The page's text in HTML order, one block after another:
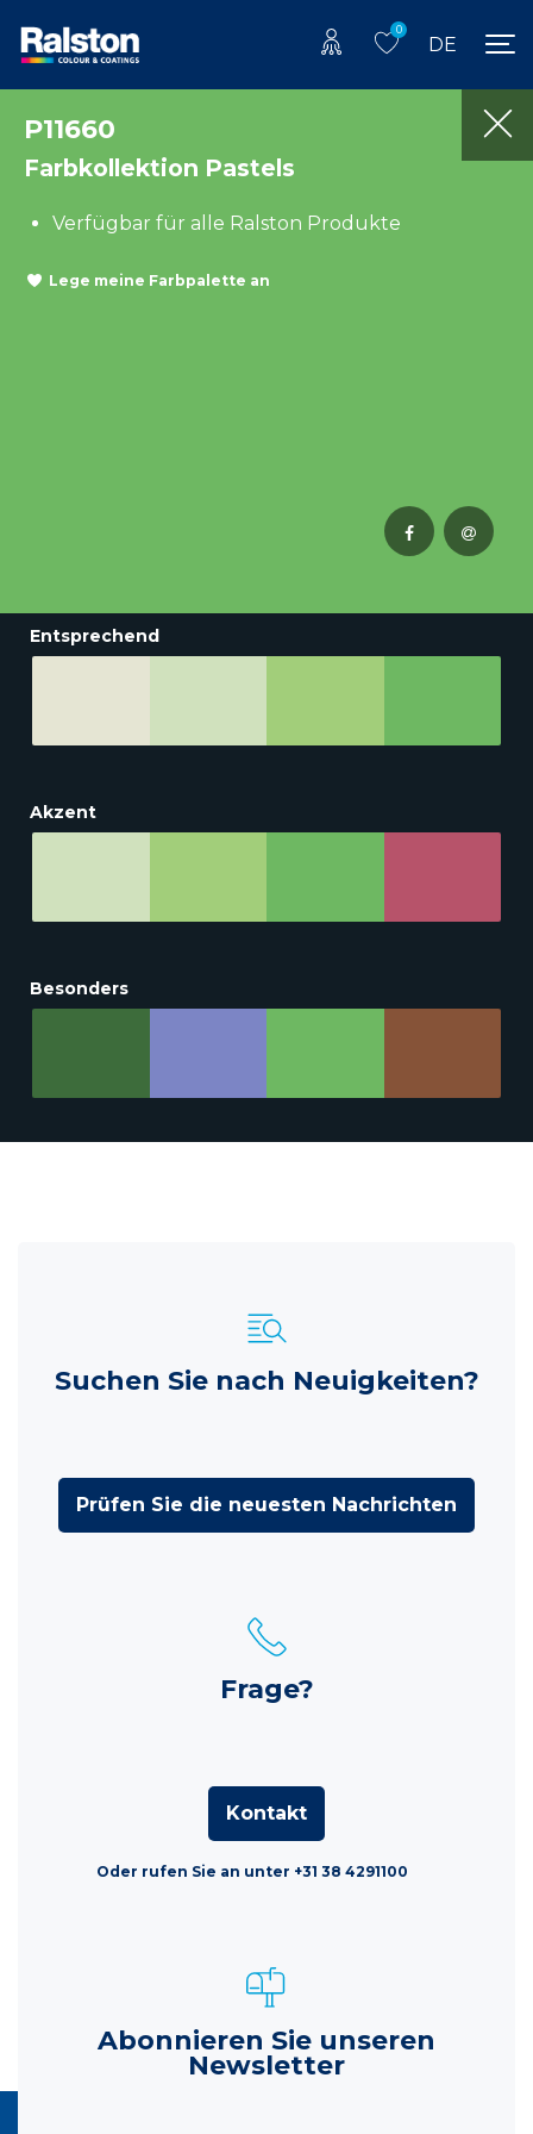
0
DE
P11660
Farbkollektion Pastels
Verfügbar für alle Ralston Produkte
Lege meine Farbpalette an
Entsprechend
Akzent
Besonders
Suchen Sie nach Neuigkeiten?
Prüfen Sie die neuesten Nachrichten
Frage?
Kontakt
Oder rufen Sie an unter +31 38 4291100
Abonnieren Sie unseren
Newsletter